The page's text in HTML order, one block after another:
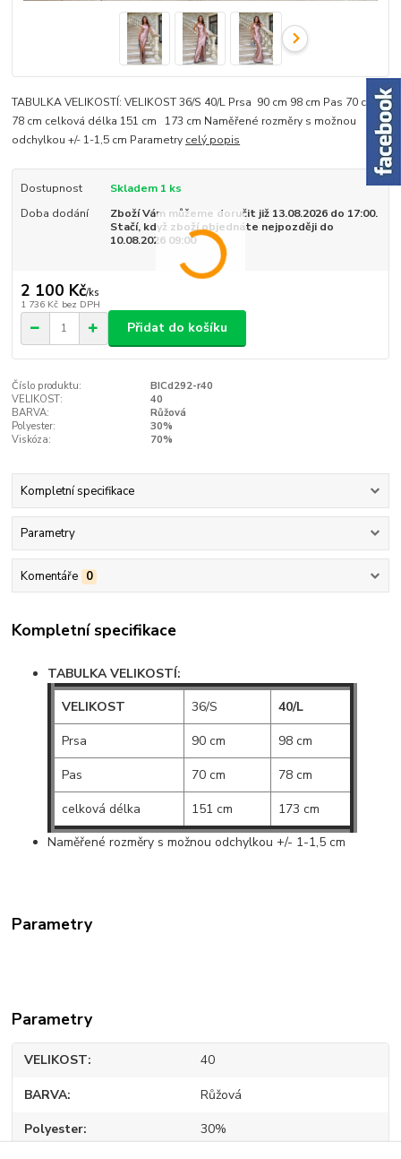
TABULKA VELIKOSTÍ: VELIKOST 36/S 40/L Prsa 90 cm 98 cm Pas 70 cm
78 cm celková délka 151 cm 173 cm Naměřené rozměry s možnou
odchylkou +/- 1-1,5 cm Parametry celý popis
Dostupnost
Skladem 1 ks
Doba dodání
Zboží Vám můžeme doručit již 13.08.2026 do 17:00.
Stačí, když zboží objednáte nejpozději do
10.08.2026 09:00
2 100 Kč/ks
1 736 Kč bez DPH
Přidat do košíku
Číslo produktu:
BICd292-r40
VELIKOST:
40
BARVA:
Růžová
Polyester:
30%
Viskóza:
70%
Kompletní specifikace
Parametry
Komentáře 0
Kompletní specifikace
TABULKA VELIKOSTÍ:
VELIKOST
36/S
40/L
Prsa
90 cm
98 cm
Pas
70 cm
78 cm
celková délka
151 cm
173 cm
Naměřené rozměry s možnou odchylkou +/- 1-1,5 cm
Parametry
Parametry
VELIKOST 40
BARVA Růžová
Polyester 30%